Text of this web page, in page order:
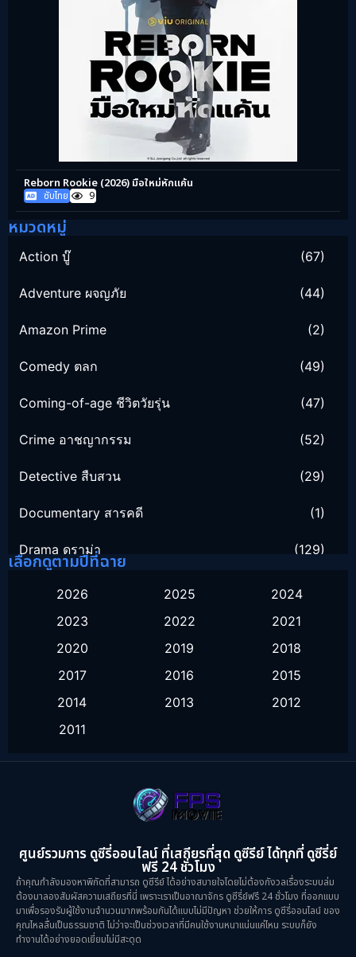
Reborn Rookie (2026) มือใหม่หักแค้น
ซับไทย 9
หมวดหมู่
Action บู๊ (67)
Adventure ผจญภัย (44)
Amazon Prime (2)
Comedy ตลก (49)
Coming-of-age ชีวิตวัยรุ่น (47)
Crime อาชญากรรม (52)
Detective สืบสวน (29)
Documentary สารคดี (1)
Drama ดราม่า (129)
Family ครอบครัว
Fantasy จินตนาการ
History ประวัติศาสตร์
Horror สยองขวัญ
Mystery ลึกลับ (52)
Period ย้อนยุค (38)
เลือกดูตามปีที่ฉาย
2026 2025
2024
2023
2022
2021
2020
2019
2018
2017
2016
2015
2014
2013
2012
2011
ศูนย์รวมการ ดูซีรี่ออนไลน์ ที่เสถียรที่สุด ดูซีรีย์ ได้ทุกที่ ดูซีรี่ย์
ฟรี 24 ชั่วโมง
ถ้าคุณกำลังมองหาพิกัดที่สามารถ ดูซีรีย์ ได้อย่างสบายใจโดยไม่ต้องกังวลเรื่องระบบล่ม
ต้องมาลองสัมผัสความเสถียรที่นี่ เพราะเราเป็นอาณาจักร ดูซีรี่ย์ฟรี 24 ชั่วโมง ที่ออกแบบ
มาเพื่อรองรับผู้ใช้งานจำนวนมากพร้อมกันได้แบบไม่มีปัญหา ช่วยให้การ ดูซีรี่ออนไลน์ ของ
คุณไหลลื่นเป็นธรรมชาติ ไม่ว่าจะเป็นช่วงเวลาที่มีคนใช้งานหนาแน่นแค่ไหน ระบบก็ยัง
ทำงานได้อย่างยอดเยี่ยมไม่มีสะดุด